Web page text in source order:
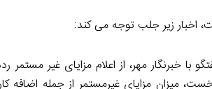
اخبار زیر جلب توجه می­ کند:
با خبرنگار مهر، از اعلام مزایای غیر
میزان مزایای غیرمستمر از جمله اضافه